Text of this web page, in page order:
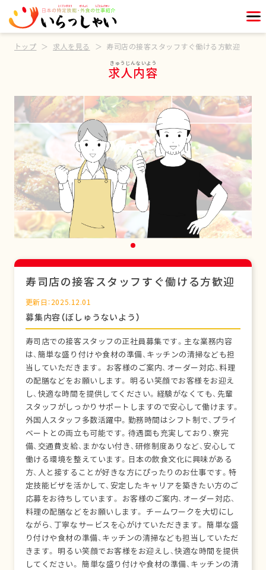
トップ 求人を見る 寿司店の接客スタッフすぐ働ける方歓迎
求人内容
寿司店の接客スタッフすぐ働ける方歓迎
更新日：2025.12.01
募集内容（ぼしゅうないよう）
寿司店での接客スタッフの正社員募集です。主な業務内容
は、簡単な盛り付けや食材の準備、キッチンの清掃なども担
当していただきます。 お客様のご案内、オーダー対応、料理
の配膳などをお願いします。 明るい笑顔でお客様をお迎え
し、快適な時間を提供してください。経験がなくても、先輩
スタッフがしっかりサポートしますので安心して働けます。
外国人スタッフ多数活躍中。勤務時間はシフト制で、プライ
ベートとの両立も可能です。待遇面も充実しており、寮完
備、交通費支給、まかない付き、研修制度ありなど、安心して
働ける環境を整えています。日本の飲食文化に興味がある
方、人と接することが好きな方にぴったりのお仕事です。特
定技能ビザを活かして、安定したキャリアを築きたい方のご
応募をお待ちしています。 お客様のご案内、オーダー対応、
料理の配膳などをお願いします。 チームワークを大切にし
ながら、丁寧なサービスを心がけていただきます。 簡単な盛
り付けや食材の準備、キッチンの清掃なども担当していただ
きます。 明るい笑顔でお客様をお迎えし、快適な時間を提供
してください。 簡単な盛り付けや食材の準備、キッチンの清